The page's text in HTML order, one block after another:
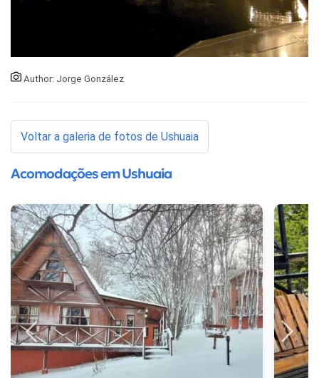
Author: Jorge González
Voltar a galeria de fotos de Ushuaia
Acomodações em Ushuaia